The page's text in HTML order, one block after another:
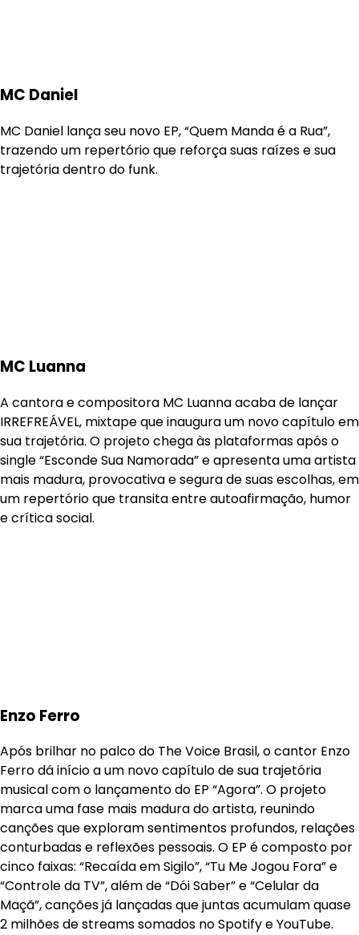
MC Daniel
MC Daniel lança seu novo EP, “Quem Manda é a Rua”,
trazendo um repertório que reforça suas raízes e sua
trajetória dentro do funk.
MC Luanna
A cantora e compositora MC Luanna acaba de lançar
IRREFREÁVEL, mixtape que inaugura um novo capítulo em
sua trajetória. O projeto chega às plataformas após o
single “Esconde Sua Namorada” e apresenta uma artista
mais madura, provocativa e segura de suas escolhas, em
um repertório que transita entre autoafirmação, humor
e crítica social.
Enzo Ferro
Após brilhar no palco do The Voice Brasil, o cantor Enzo
Ferro dá início a um novo capítulo de sua trajetória
musical com o lançamento do EP “Agora”. O projeto
marca uma fase mais madura do artista, reunindo
canções que exploram sentimentos profundos, relações
conturbadas e reflexões pessoais. O EP é composto por
cinco faixas: “Recaída em Sigilo”, “Tu Me Jogou Fora” e
“Controle da TV”, além de “Dói Saber” e “Celular da
Maçã”, canções já lançadas que juntas acumulam quase
2 milhões de streams somados no Spotify e YouTube.